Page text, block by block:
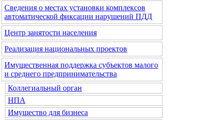
Сведения о местах установки комплексов
автоматической фиксации нарушений ПДД
Центр занятости населения
Реализация национальных проектов
Имущественная поддержка субъектов малого
и среднего предпринимательства
Коллегиальный орган
НПА
Имущество для бизнеса